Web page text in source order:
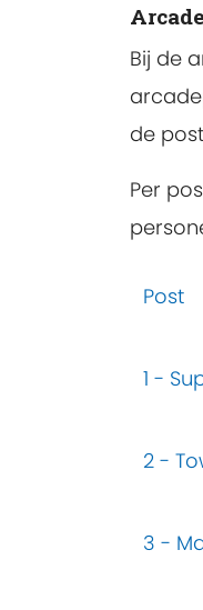
Bij de
de
Per
Post
1 -
2 -
3 -